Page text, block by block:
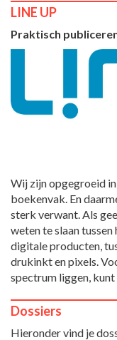
LINE UP
Praktisch
Wij zijn opgegroeid
boekenvak. En
sterk verwant. Als
weten te slaan
digitale producten,
drukinkt en pixels.
spectrum liggen, kunt
Dossiers
Hieronder vind je